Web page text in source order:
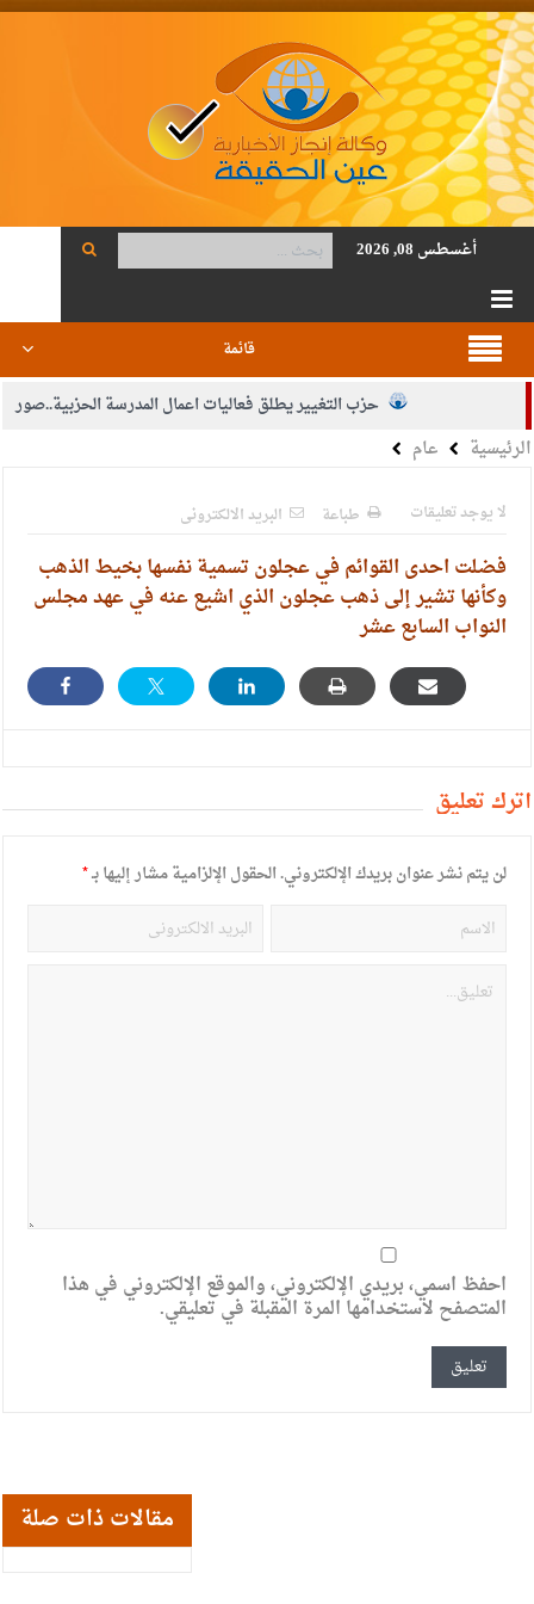
أغسطس 08, 2026
قائمة
حزب التغيير يطلق فعاليات اعمال المدرسة الحزبية..صور
الجيش يفتح باب التجنيد لحملة البكالوريوس في الحقوق والقانون
الأمن يتلف 16 مليون حبة كبتاجون و1480 كغم مواد مخدرة
القاضي يلتقي رؤساء تحرير الصحف اليومية ويؤكد حرص مجلس
العلم
الملك يلتقي مجموعة من رفاق السلاح
الرئيسية عام
لا يوجد تعليقات طباعة البريد الالكترونى
فضلت احدى القوائم في عجلون تسمية نفسها بخيط الذهب
وكأنها تشير إلى ذهب عجلون الذي اشيع عنه في عهد مجلس
النواب السابع عشر
أترك تعليق
لن يتم نشر عنوان بريدك الإلكتروني.الحقول الإلزامية مشار إليها بـ*
احفظ اسمي، بريدي الإلكتروني، والموقع الإلكتروني في هذا
المتصفح لاستخدامها المرة المقبلة في تعليقي.
مقالات ذات صلة